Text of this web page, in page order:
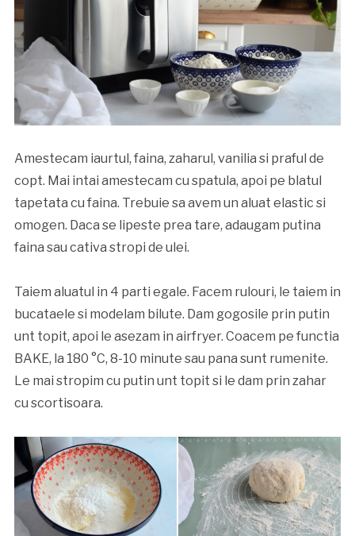
Amestecam iaurtul, faina, zaharul, vanilia si praful de
copt. Mai intai amestecam cu spatula, apoi pe blatul
tapetata cu faina. Trebuie sa avem un aluat elastic si
omogen. Daca se lipeste prea tare, adaugam putina
faina sau cativa stropi de ulei.
Taiem aluatul in 4 parti egale. Facem rulouri, le taiem in
bucataele si modelam bilute. Dam gogosile prin putin
unt topit, apoi le asezam in airfryer. Coacem pe functia
BAKE, la 180 °C, 8-10 minute sau pana sunt rumenite.
Le mai stropim cu putin unt topit si le dam prin zahar
cu scortisoara.